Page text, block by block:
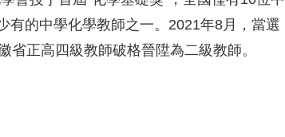
有的中學化學教師之一。2021年8月，當選
省正高四級教師破格晉陞為二級教師。